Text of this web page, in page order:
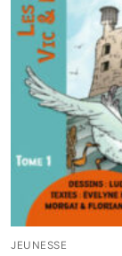
JEUNESSE